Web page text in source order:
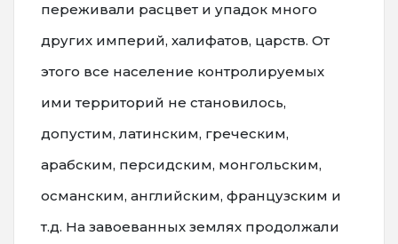
переживали расцвет и упадок много
других империй, халифатов, царств. От
этого все население контролируемых
ими территорий не становилось,
допустим, латинским, греческим,
арабским, персидским, монгольским,
османским, английским, французским и
т.д. На завоеванных землях продолжали